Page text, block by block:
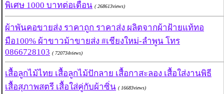
พิเศษ 1000 บาทต่อเดือน ( 268613views)
ผ้าพันคอขายส่ง ราคาถูก ราคาส่ง ผลิตจากผ้าฝ้ายแท้ทอ
มือ100% ผ้าขาวม้าขายส่ง #เชียงใหม่-ลำพูน โทร
0866728103 ( 720734views)
เสื้อลูกไม้ไทย เสื้อลูกไม้ปักลาย เสื้อกาสะลอง เสื้อใส่งานพิธี
เสื้อสุภาพสตรี เสื้อใส่คู่กับผ้าซิ่น ( 16683views)